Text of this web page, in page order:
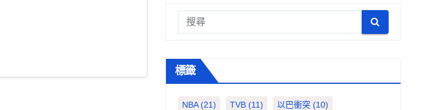
標籤
NBA(21) TVB (11) 以巴衝突 (10)